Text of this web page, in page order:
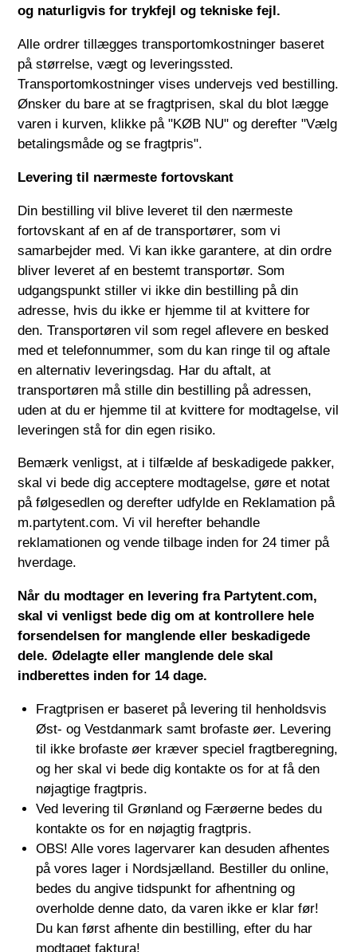
og naturligvis for trykfejl og tekniske fejl.
Alle ordrer tillægges transportomkostninger baseret
på størrelse, vægt og leveringssted.
Transportomkostninger vises undervejs ved bestilling.
Ønsker du bare at se fragtprisen, skal du blot lægge
varen i kurven, klikke på "KØB NU" og derefter "Vælg
betalingsmåde og se fragtpris".
Levering til nærmeste fortovskant
Din bestilling vil blive leveret til den nærmeste
fortovskant af en af de transportører, som vi
samarbejder med. Vi kan ikke garantere, at din ordre
bliver leveret af en bestemt transportør. Som
udgangspunkt stiller vi ikke din bestilling på din
adresse, hvis du ikke er hjemme til at kvittere for
den. Transportøren vil som regel aflevere en besked
med et telefonnummer, som du kan ringe til og aftale
en alternativ leveringsdag. Har du aftalt, at
transportøren må stille din bestilling på adressen,
uden at du er hjemme til at kvittere for modtagelse, vil
leveringen stå for din egen risiko.
Bemærk venligst, at i tilfælde af beskadigede pakker,
skal vi bede dig acceptere modtagelse, gøre et notat
på følgesedlen og derefter udfylde en Reklamation på
m.partytent.com. Vi vil herefter behandle
reklamationen og vende tilbage inden for 24 timer på
hverdage.
Når du modtager en levering fra Partytent.com,
skal vi venligst bede dig om at kontrollere hele
forsendelsen for manglende eller beskadigede
dele. Ødelagte eller manglende dele skal
indberettes inden for 14 dage.
Fragtprisen er baseret på levering til henholdsvis
Øst- og Vestdanmark samt brofaste øer. Levering
til ikke brofaste øer kræver speciel fragtberegning,
og her skal vi bede dig kontakte os for at få den
nøjagtige fragtpris.
Ved levering til Grønland og Færøerne bedes du
kontakte os for en nøjagtig fragtpris.
OBS! Alle vores lagervarer kan desuden afhentes
på vores lager i Nordsjælland. Bestiller du online,
bedes du angive tidspunkt for afhentning og
overholde denne dato, da varen ikke er klar før!
Du kan først afhente din bestilling, efter du har
modtaget faktura!